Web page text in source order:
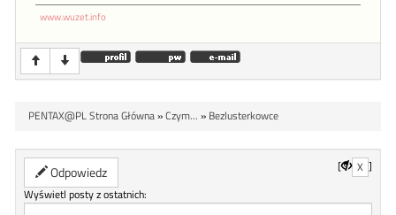
www.wuzet.info
PENTAX@PL Strona Główna»Czym... » Bezlusterkowce
Odpowiedz [ X ]
Wyświetl posty z ostatnich: